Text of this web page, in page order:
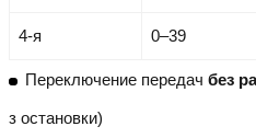
4-я 0–39
Переключение передач без
з остановки)